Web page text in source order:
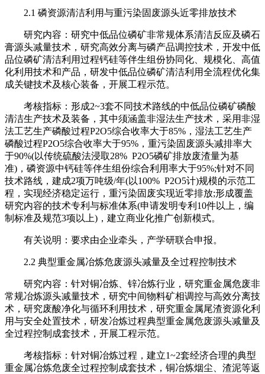
2.1 磷资源清洁利用与重污染固废源头近零排放技术
研究内容：研究中低品位磷矿非常规体系清洁反应及磷石
膏源头减量技术，研究高效分离与磷产品调控技术，开发中低
品位磷矿清洁利用过程钙硅等伴生组份协同化、规模化、高值
化利用技术和产品，研发中低品位磷矿清洁利用全流程优化集
成关键技术及核心装备，开展工程示范。
考核指标：形成2~3套不同技术路线的中低品位磷矿磷酸
清洁生产技术及装备，其中须涵盖非湿法生产技术，采用非湿
法工艺生产磷酸过程P2O5综合收率大于85%，湿法工艺生产
磷酸过程P2O5综合收率大于95%，重污染固废源头减排率大
于90%(以传统硫酸法浸取28% P2O5磷矿排放废渣量为基
准)，磷资源中钙硅等伴生组份综合利用率大于95%;针对不同
技术路线，建成2项万吨级/年(以100% P2O5计)规模的示范工
程，实现经济稳定运行，重污染固废实现近零排放;形成覆盖
研究内容的技术专利与标准体系(申请发明专利10件以上，编
制标准及规范3项以上)，建立商业化推广创新模式。
有关说明：要求由企业牵头，产学研联合申报。
2.2 典型重金属冶炼危废源头减量及全过程控制技术
研究内容：针对铜冶炼、锌冶炼行业，研究重金属危废非
常规冶炼源头减量技术，研究中间物料矿相调控与高效分离技
术，研究废酸净化与循环利用技术，研究重金属尾渣资源化利
用与安全处置技术，研发冶炼过程典型重金属危废源头减量及
全过程控制成套技术，开展工程示范。
考核指标：针对铜冶炼过程，建立1~2套经济合理的典型
重金属冶炼危废全过程控制成套技术，铜冶炼烟尘、渣泥等返